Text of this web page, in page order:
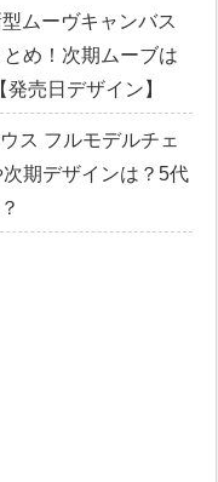
ムーヴキャンバス
め！次期ムーブは
売日デザイン】
ス フルモデルチェ
期デザインは？5代